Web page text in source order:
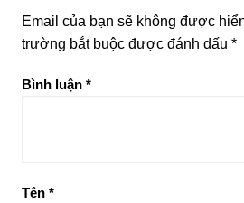
Email của bạn sẽ không được
trường bắt buộc được đánh dấu *
Bình luận *
Tên *